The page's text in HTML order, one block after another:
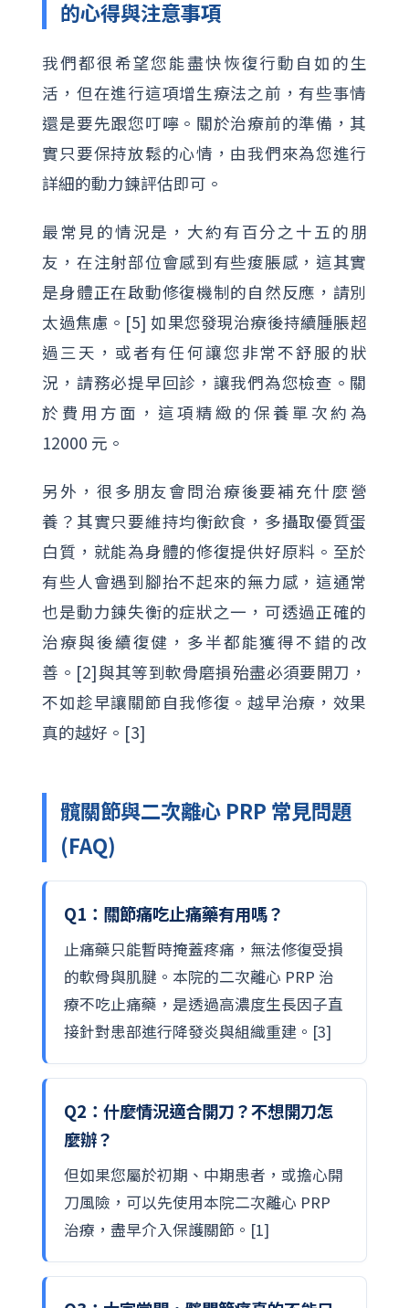
的心得與注意事項
我們都很希望您能盡快恢復行動自如的生
活，但在進行這項增生療法之前，有些事情
還是要先跟您叮嚀。關於治療前的準備，其
實只要保持放鬆的心情，由我們來為您進行
詳細的動力鍊評估即可。
最常見的情況是，大約有百分之十五的朋
友，在注射部位會感到有些痠脹感，這其實
是身體正在啟動修復機制的自然反應，請別
太過焦慮。[5] 如果您發現治療後持續腫脹超
過三天，或者有任何讓您非常不舒服的狀
況，請務必提早回診，讓我們為您檢查。關
於費用方面，這項精緻的保養單次約為
12000 元。
另外，很多朋友會問治療後要補充什麼營
養？其實只要維持均衡飲食，多攝取優質蛋
白質，就能為身體的修復提供好原料。至於
有些人會遇到腳抬不起來的無力感，這通常
也是動力鍊失衡的症狀之一，可透過正確的
治療與後續復健，多半都能獲得不錯的改
善。[2]與其等到軟骨磨損殆盡必須要開刀，
不如趁早讓關節自我修復。越早治療，效果
真的越好。[3]
髖關節與二次離心 PRP 常見問題
(FAQ)
Q1：關節痛吃止痛藥有用嗎？
止痛藥只能暫時掩蓋疼痛，無法修復受損
的軟骨與肌腱。本院的二次離心 PRP 治
療不吃止痛藥，是透過高濃度生長因子直
接針對患部進行降發炎與組織重建。[3]
Q2：什麼情況適合開刀？不想開刀怎
麼辦？
但如果您屬於初期、中期患者，或擔心開
刀風險，可以先使用本院二次離心 PRP
治療，盡早介入保護關節。[1]